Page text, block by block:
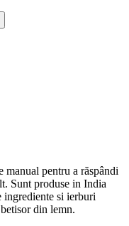
manual pentru a răspândi
Sunt produse in India
ingrediente si ierburi
din lemn.